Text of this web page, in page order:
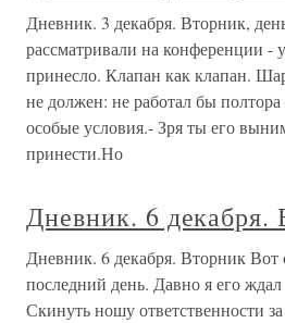
Дневник. 3 декабря. Вторник,
рассматривали на конференции -
принесло. Клапан как клапан.
не должен: не работал бы
особые условия.- Зря ты его
принести.Но
Дневник. 6 декабря.
Дневник. 6 декабря. Вторник
последний день. Давно я его
Скинуть ношу ответственности